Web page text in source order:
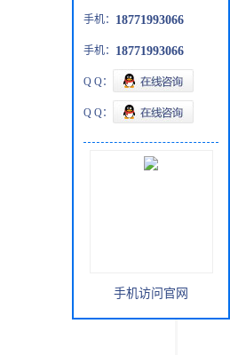
手机： 18771993066
手机： 18771993066
Q Q：
Q Q：
手机访问官网